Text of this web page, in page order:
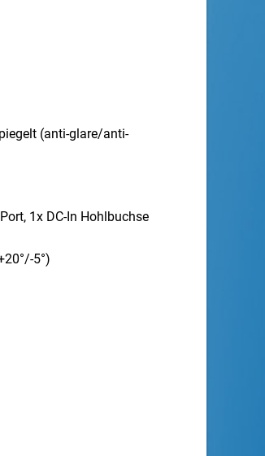
(anti-glare/​anti-
1x DC-In Hohlbuchse
​-5°)